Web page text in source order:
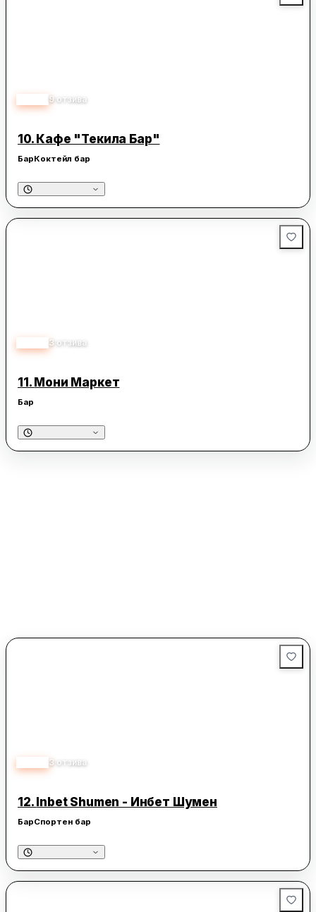
9 отзива
10. Кафе "Текила Бар"
БарКоктейл бар
3 отзива
11. Мони Маркет
Бар
3 отзива
12. Inbet Shumen - Инбет Шумен
БарСпортен бар